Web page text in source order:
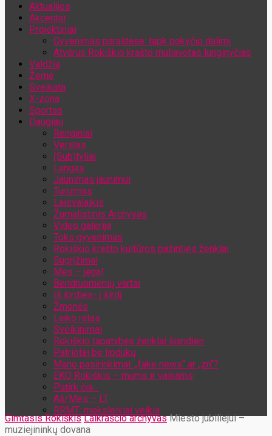
Aktualijos
Akcentai
Projektiniai
Gyvenimas paraštėse: tapk pokyčio dalimi
Atvėrus Rokiškio krašto muliavotas lunginyčias
Valdžia
Žemė
Sveikata
X-zona
Sportas
Daugiau
Renginiai
Verslas
(Sub)tyliai
Langas
Jaunimas jaunimui
Turizmas
Laisvalaikis
Žurnalistinis Archyvas
Video galerija
Toks gyvenimas
Rokiškio krašto kultūros pažinties ženklai
Sugrįžimai
Mes – jėga!
Bendruomenių vartai
Iš širdies- į širdį
Žmonės
Laiko ratas
Sveikinimai
Rokiškio tapatybės ženklai šiandien
Patriotai be lipdukų
Mano pasirinkimai: „fake news“ ar „zn“?
EKO Rokiškis – mums ir vaikams
Patirk čia…
Aš/Mes – LT
RRMT: moksleiviai veikia
Gimtasis Rokiškis Laikraščio archyvas Miesto jubiliejui –
muziejininkų dovana